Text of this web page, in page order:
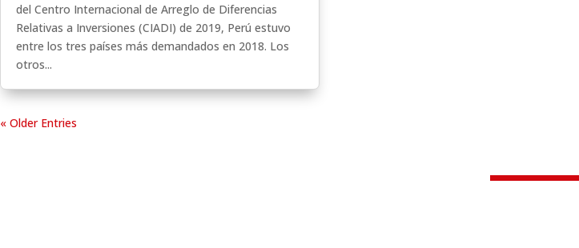
del Centro Internacional de Arreglo de Diferencias
Relativas a Inversiones (CIADI) de 2019, Perú estuvo
entre los tres países más demandados en 2018. Los
otros...
« Older Entries